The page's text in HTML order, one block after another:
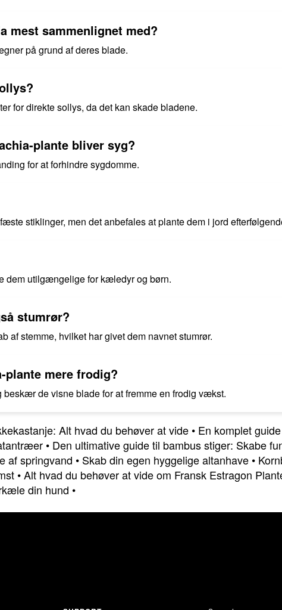
mest sammenlignet med?
på grund af deres blade.
for direkte sollys, da det kan skade bladene.
plante bliver syg?
for at forhindre sygdomme.
stiklinger, men det anbefales at plante dem i jord
dem utilgængelige for kæledyr og børn.
stumrør?
af stemme, hvilket har givet dem navnet stumrør.
plante mere frodig?
de visne blade for at fremme en frodig vækst.
Alt hvad du behøver at vide • En komplet
• Den ultimative guide til bambus stiger: Skabe
af springvand • Skab din egen hyggelige altanhave •
•Alt hvad du behøver at vide om Fransk Estragon
din hund •